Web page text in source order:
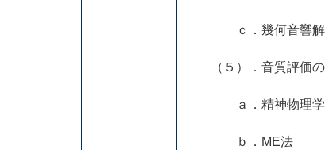
ｃ．幾何音響解
（５）．音質評価の
ａ．精神物理学測
ｂ．ME法